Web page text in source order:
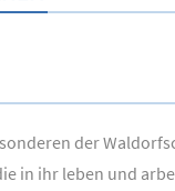
der
in ihr leben und